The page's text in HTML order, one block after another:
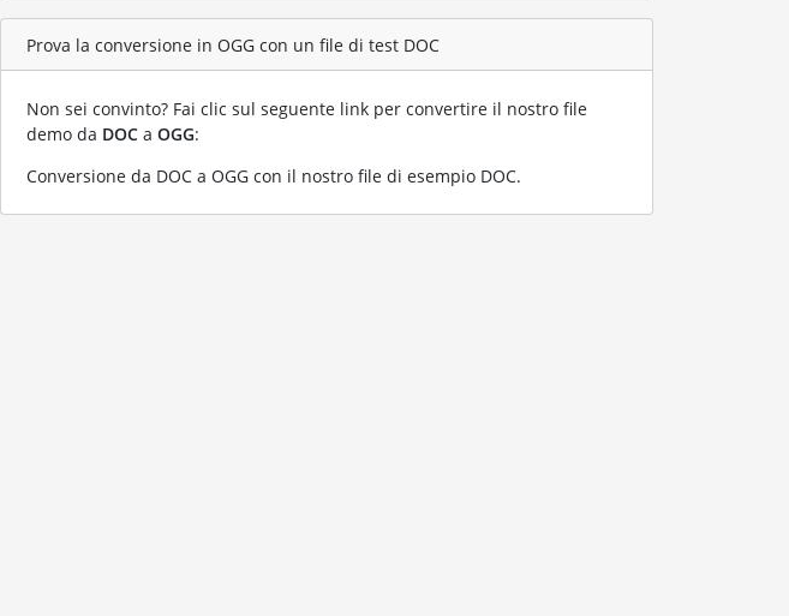
Prova la conversione in OGG con un file di test DOC
Non sei convinto? Fai clic sul seguente link per convertire il nostro file
demo da DOC a OGG:
Conversione da DOC a OGG con il nostro file di esempio DOC.